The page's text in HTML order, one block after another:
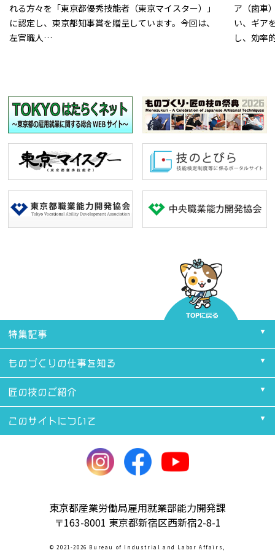
れる方々を「東京都優秀技能者（東京マイスター）」
に認定し、東京都知事賞を贈呈しています。今回は、
左官職人…
ア（歯車
い、ギア
し、効率
特集記事
ものづくりの仕事を知る
匠の技のご紹介
このサイトについて
東京都産業労働局雇用就業部能力開発課
〒163-8001 東京都新宿区西新宿2-8-1
© 2021-2026 Bureau of Industrial and Labor Affairs,